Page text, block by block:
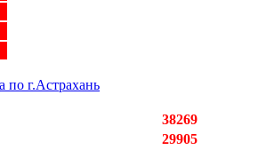
38269
29905